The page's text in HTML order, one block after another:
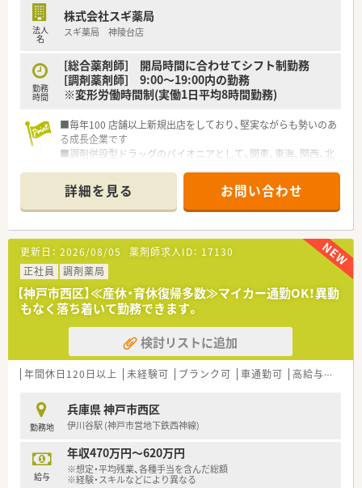
■1人あたりの処方箋枚数は約20枚と、ゆとりを持って患者様と
向き合うことができます。
人業務に集中できます。
法人
名
株式会社スギ薬局
スギ薬局 神陵台店
勤務
時間
[総合薬剤師] 開局時間に合わせてシフト制勤務
[調剤薬剤師] 9:00～19:00内の勤務
※変形労働時間制(実働1日平均8時間勤務)
■毎年100 店舗以上新規出店をしており、堅実ながらも勢いのあ
る成長企業です
■調剤併設型ドラッグのパイオニアとして、関東、東海、関西、北
■研修制度は様々なプランがあり、集合研修だけでなく任意で受
講可能な研修も幅広く用意されています
■店舗で活躍する従業員、社外で活躍する従業員、将来経営幹部
となる従業員など、薬剤師として様々な活躍ができるフィールド
を用意されています
■総合薬剤師・調剤薬剤師（土日休み・19時までの勤務）どちらか
の働き方を選択できます
■調剤併設型だけでなく「医療モール・クリニック併設店舗」「敷
地内薬局」「訪問調剤特化型店舗」など様々な店舗を運営してい
ます
■在宅医療にも積極的取り組んでおり「訪問調剤特化型店舗」を
50店舗以上、無菌調剤室は業界最多の51店舗設置しています
■「プラチナくるみん認定企業」「健康経営優良法人2023（大規模
法人部門）認定」等を取得し一人ひとりが働きやすい環境が整備
■充実した研修制度、人事制度、評価制度、キャリア支援制度等
があるのも特徴です
詳細を見る お問い合わせ
更新日： 2026/08/05 薬剤師求人ID： 17130
正社員
調剤薬局
【神戸市西区】≪産休・育休復帰多数≫マイカー通勤OK！異動
もなく落ち着いて勤務できます。
検討リストに追加
年間休日120日以上 未経験可 ブランク可 車通勤可 高給与(600万円以上)
勤務地
兵庫県 神戸市西区
伊川谷駅 (神戸市営地下鉄西神線)
給与
年収470万円～620万円
※想定・平均残業、各種手当を含んだ総額
※経験・スキルなどにより異なる